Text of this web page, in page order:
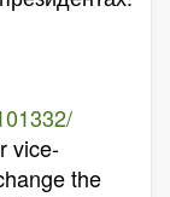
vice-
the